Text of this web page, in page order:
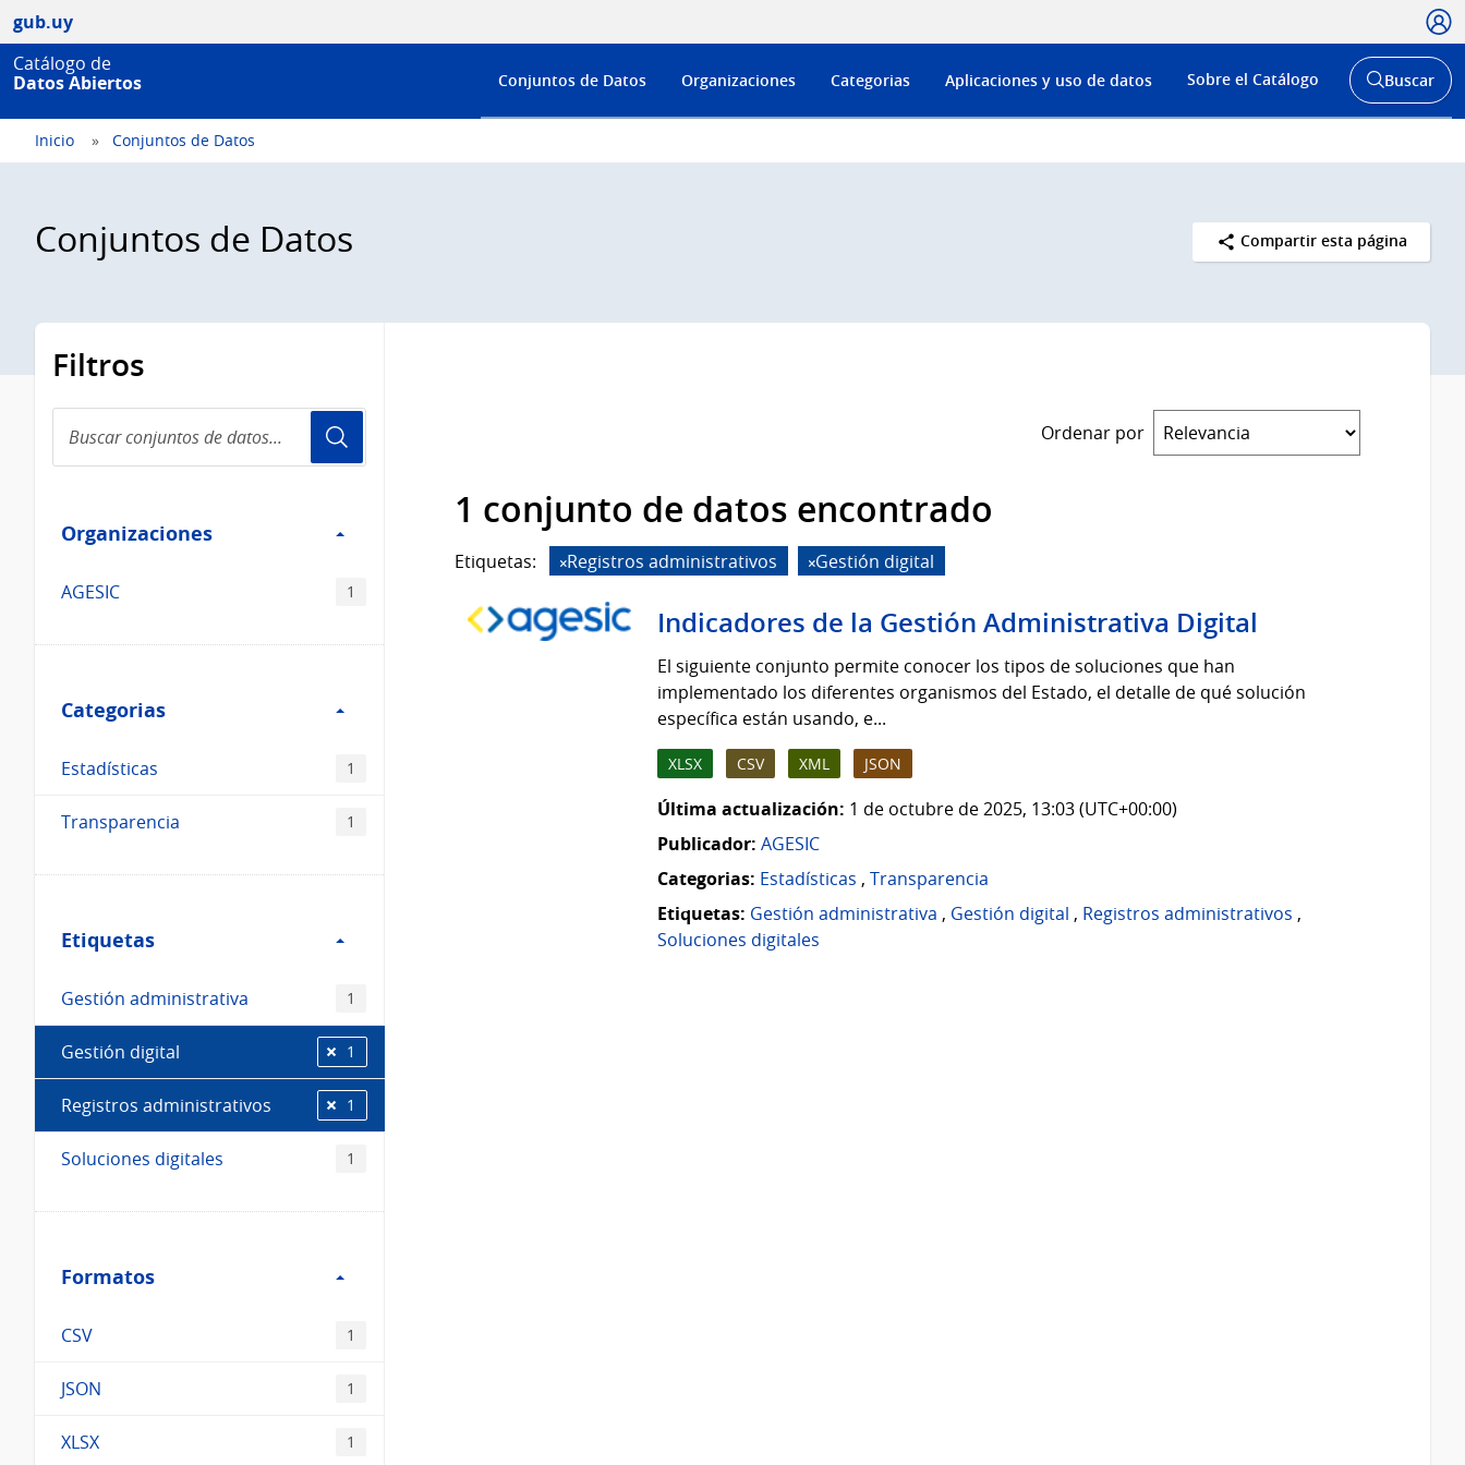
gub.uy
Catálogo de
Datos Abiertos
Menú
de
Conjuntos de Datos Organizaciones Categorias Aplicaciones y uso de datos Sobre el Catálogo
Abrir
buscador
Buscar
Inicio Conjuntos de Datos
Conjuntos de Datos Compartir esta página
Filtros
conjuntos
de
Organizaciones
Organizaciones
AGESIC 1
Categorias
Categorias
Estadísticas 1
Transparencia 1
Etiquetas
Etiquetas
Gestión administrativa 1
Gestión digital 1
Registros administrativos 1
Soluciones digitales 1
Formatos
Formatos
CSV 1
JSON 1
XLSX 1
Ordenar por
1 conjunto de datos encontrado
Etiquetas: Registros administrativos Gestión digital
Indicadores de la Gestión Administrativa Digital
El siguiente conjunto permite conocer los tipos de soluciones que han
implementado los diferentes organismos del Estado, el detalle de qué solución
específica están usando, e...
XLSX CSV XML JSON
Última actualización: 1 de octubre de 2025, 13:03 (UTC+00:00)
Publicador: AGESIC
Categorias: Estadísticas , Transparencia
Etiquetas: Gestión administrativa , Gestión digital , Registros administrativos ,
Soluciones digitales